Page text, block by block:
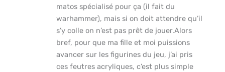
matos spécialisé pour ça (il fait du
warhammer), mais si on doit attendre qu’il
s’y colle on n’est pas prêt de jouer.Alors
bref, pour que ma fille et moi puissions
avancer sur les figurines du jeu, j’ai pris
ces feutres acryliques, c’est plus simple